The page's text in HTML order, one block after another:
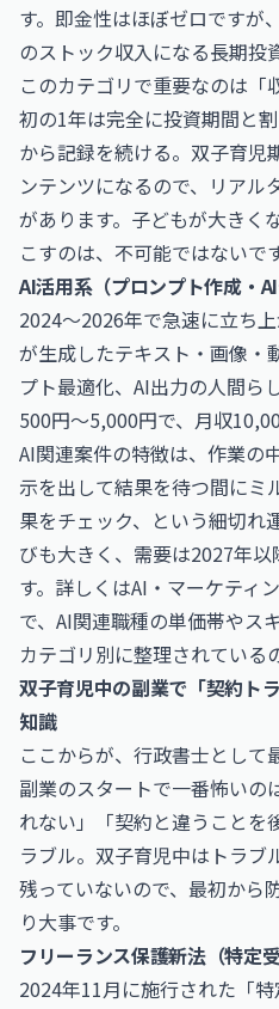
す。即金性はほぼゼロですが
のストック収入になる長期投
このカテゴリで重要なのは「
初の1年は完全に投資期間と
から記録を続ける。双子育児
ンテンツになるので、リアル
があります。子どもが大きく
こすのは、不可能ではないで
AI活用系（プロンプト作成・AI
2024〜2026年で急速に立ち
が生成したテキスト・画像・
プト最適化、AI出力の人間ら
500円〜5,000円で、月収
AI関連案件の特徴は、作業の
示を出して結果を待つ間にミ
果をチェック、という細切れ
びも大きく、需要は2027年
す。詳しくはAI・マーケティ
で、AI関連職種の単価帯やス
カテゴリ別に整理されている
双子育児中の副業で「契約ト
知識
ここからが、行政書士として
副業のスタートで一番怖いの
れない」「契約と違うことを
ラブル。双子育児中はトラブ
残っていないので、最初から
り大事です。
フリーランス保護新法（特定
2024年11月に施行された「